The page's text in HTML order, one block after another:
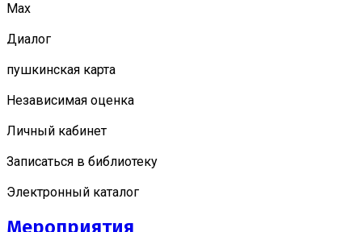
Мах
Диалог
пушкинская карта
Независимая оценка
Личный кабинет
Записаться в библиотеку
Электронный каталог
Мероприятия